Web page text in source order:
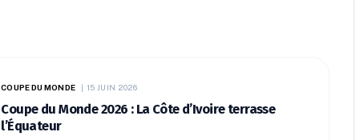
COUPE DU MONDE 15 JUIN 2026
Coupe du Monde 2026 : La Côte d’Ivoire terrasse
l’Équateur